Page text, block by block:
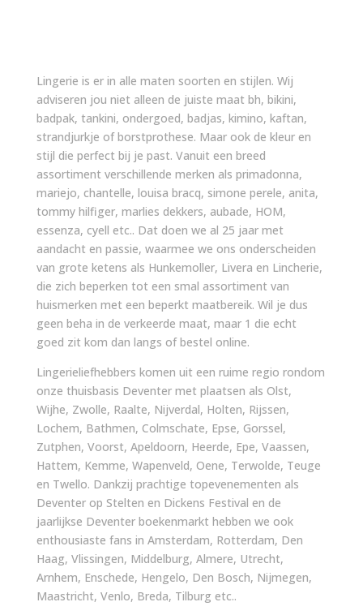
Lingerie is er in alle maten soorten en stijlen. Wij
adviseren jou niet alleen de juiste maat bh, bikini,
badpak, tankini, ondergoed, badjas, kimino, kaftan,
strandjurkje of borstprothese. Maar ook de kleur en
stijl die perfect bij je past. Vanuit een breed
assortiment verschillende merken als primadonna,
mariejo, chantelle, louisa bracq, simone perele, anita,
tommy hilfiger, marlies dekkers, aubade, HOM,
essenza, cyell etc.. Dat doen we al 25 jaar met
aandacht en passie, waarmee we ons onderscheiden
van grote ketens als Hunkemoller, Livera en Lincherie,
die zich beperken tot een smal assortiment van
huismerken met een beperkt maatbereik. Wil je dus
geen beha in de verkeerde maat, maar 1 die echt
goed zit kom dan langs of bestel online.
Lingerieliefhebbers komen uit een ruime regio rondom
onze thuisbasis Deventer met plaatsen als Olst,
Wijhe, Zwolle, Raalte, Nijverdal, Holten, Rijssen,
Lochem, Bathmen, Colmschate, Epse, Gorssel,
Zutphen, Voorst, Apeldoorn, Heerde, Epe, Vaassen,
Hattem, Kemme, Wapenveld, Oene, Terwolde, Teuge
en Twello. Dankzij prachtige topevenementen als
Deventer op Stelten en Dickens Festival en de
jaarlijkse Deventer boekenmarkt hebben we ook
enthousiaste fans in Amsterdam, Rotterdam, Den
Haag, Vlissingen, Middelburg, Almere, Utrecht,
Arnhem, Enschede, Hengelo, Den Bosch, Nijmegen,
Maastricht, Venlo, Breda, Tilburg etc..